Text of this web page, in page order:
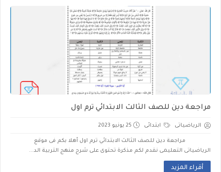
مراجعة دين للصف الثالث الابتدائي ترم اول
الرياضياتى ابتدائى 25 يونيو 2023
مراجعة دين للصف الثالث الابتدائي ترم اول أهلا بكم فى موقع
الرياضياتى التعليمى نقدم لكم مذكرة تحتوى على شرح منهج التربية الد...
أقراء المزيد